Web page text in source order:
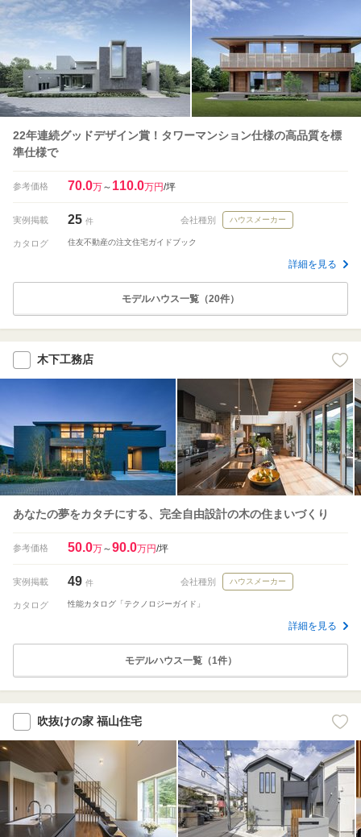
22年連続グッドデザイン賞！タワーマンション仕様の高品質を標
準仕様で
参考価格 70.0万～ 110.0万円/坪
実例掲載 25 件 会社種別 ハウスメーカー
カタログ 住友不動産の注文住宅ガイドブック
詳細を見る
モデルハウス一覧（20件）
木下工務店
あなたの夢をカタチにする、完全自由設計の木の住まいづくり
参考価格 50.0万～90.0万円/坪
実例掲載 49 件 会社種別 ハウスメーカー
カタログ 性能カタログ「テクノロジーガイド」
詳細を見る
モデルハウス一覧（1件）
吹抜けの家 福山住宅